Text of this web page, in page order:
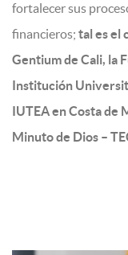
fortalecer sus
financieros; tal es el
Gentium de Cali, la
Institución
IUTEA en Costa de
Minuto de Dios –